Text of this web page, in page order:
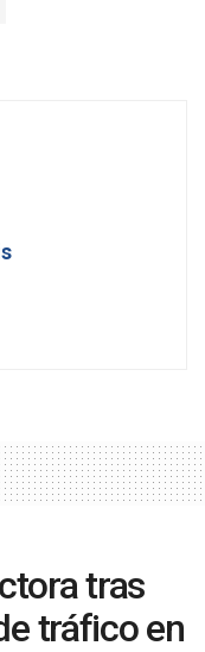
tras
tráfico en